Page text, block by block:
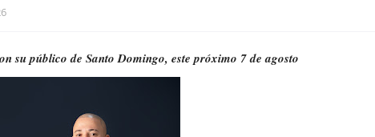
su público de Santo Domingo, este próximo 7 de agosto